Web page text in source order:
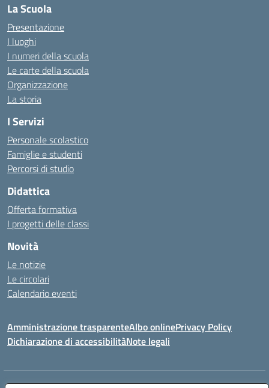
La Scuola
Presentazione
I luoghi
I numeri della scuola
Le carte della scuola
Organizzazione
La storia
I Servizi
Personale scolastico
Famiglie e studenti
Percorsi di studio
Didattica
Offerta formativa
I progetti delle classi
Novità
Le notizie
Le circolari
Calendario eventi
Amministrazione trasparenteAlbo onlinePrivacy Policy
Dichiarazione di accessibilitàNote legali